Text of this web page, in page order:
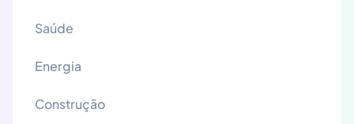
Saúde
Energia
Construção